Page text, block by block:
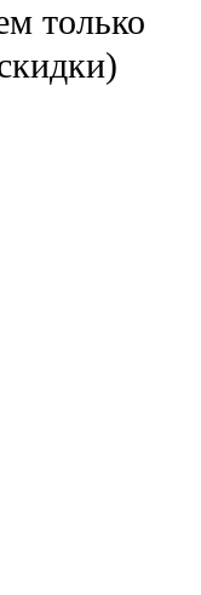
только